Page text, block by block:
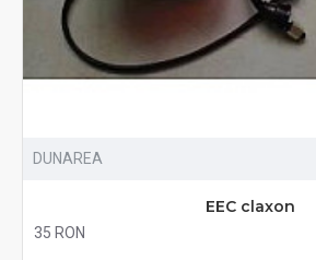
DUNAREA
EEC claxon
35 RON